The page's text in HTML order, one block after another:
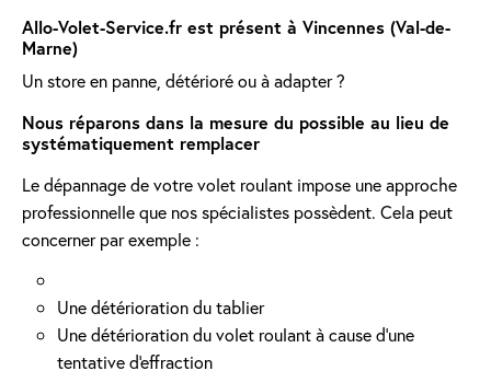
Allo-Volet-Service.fr est présent à Vincennes (Val-de-
Marne)
Un store en panne, détérioré ou à adapter ?
Nous réparons dans la mesure du possible au lieu de
systématiquement remplacer
Le dépannage de votre volet roulant impose une approche
professionnelle que nos spécialistes possèdent. Cela peut
concerner par exemple :
Une détérioration du tablier
Une détérioration du volet roulant à cause d'une
tentative d'effraction